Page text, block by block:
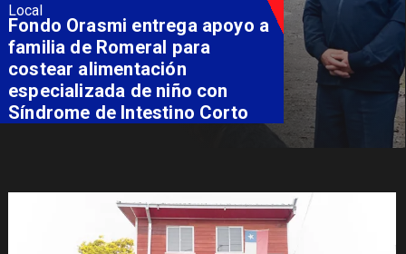
Local
Fondo Orasmi entrega apoyo a
familia de Romeral para
costear alimentación
especializada de niño con
Síndrome de Intestino Corto